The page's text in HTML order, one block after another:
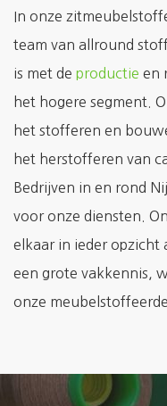
In onze
team van allround
is met de productie en
het hogere segment.
het stofferen en
het herstofferen van
Bedrijven in en rond
voor onze diensten.
elkaar in ieder opzicht
een grote vakkennis,
onze